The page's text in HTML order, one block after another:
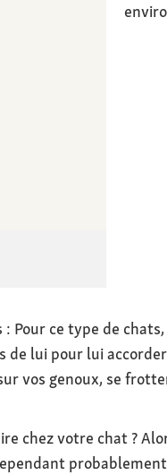
Pour ce type de
lui pour lui
vos genoux, se
chez votre chat ?